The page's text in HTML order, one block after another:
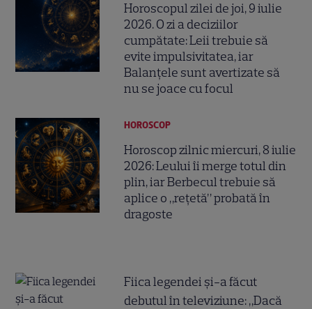
Horoscopul zilei de joi, 9 iulie
2026. O zi a deciziilor
cumpătate: Leii trebuie să
evite impulsivitatea, iar
Balanțele sunt avertizate să
nu se joace cu focul
HOROSCOP
Horoscop zilnic miercuri, 8 iulie
2026: Leului îi merge totul din
plin, iar Berbecul trebuie să
aplice o „rețetă” probată în
dragoste
Fiica legendei și-a făcut
debutul în televiziune: „Dacă